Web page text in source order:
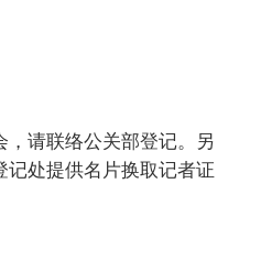
，请联络公关部登记。另
记处提供名片换取记者证